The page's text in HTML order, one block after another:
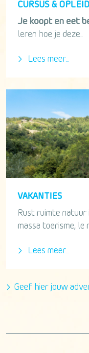
CURSUS &
Je koopt en eet
leren hoe je deze...
Lees meer...
VAKANTIES
Rust ruimte
massa toerisme, le
Lees meer...
Geef hier jouw